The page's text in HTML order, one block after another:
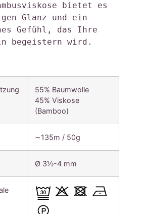
bietet es
Glanz und ein
Gefühl, das Ihre
begeistern wird.
55% Baumwolle
45% Viskose
(Bamboo)
∼135m / 50g
Ø 3½-4 mm